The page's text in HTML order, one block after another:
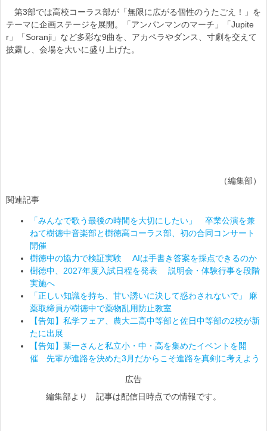
第3部では高校コーラス部が「無限に広がる個性のうたごえ！」を
テーマに企画ステージを展開。「アンパンマンのマーチ」「Jupite
r」「Soranji」など多彩な9曲を、アカペラやダンス、寸劇を交えて
披露し、会場を大いに盛り上げた。
（編集部）
関連記事
「みんなで歌う最後の時間を大切にしたい」 卒業公演を兼
ねて樹徳中音楽部と樹徳高コーラス部、初の合同コンサート
開催
樹徳中の協力で検証実験 AIは手書き答案を採点できるのか
樹徳中、2027年度入試日程を発表 説明会・体験行事を段階
実施へ
「正しい知識を持ち、甘い誘いに決して惑わされないで」 麻
薬取締員が樹徳中で薬物乱用防止教室
【告知】私学フェア、農大二高中等部と佐日中等部の2校が新
たに出展
【告知】葉一さんと私立小・中・高を集めたイベントを開
催 先輩が進路を決めた3月だからこそ進路を真剣に考えよう
広告
編集部より 記事は配信日時点での情報です。